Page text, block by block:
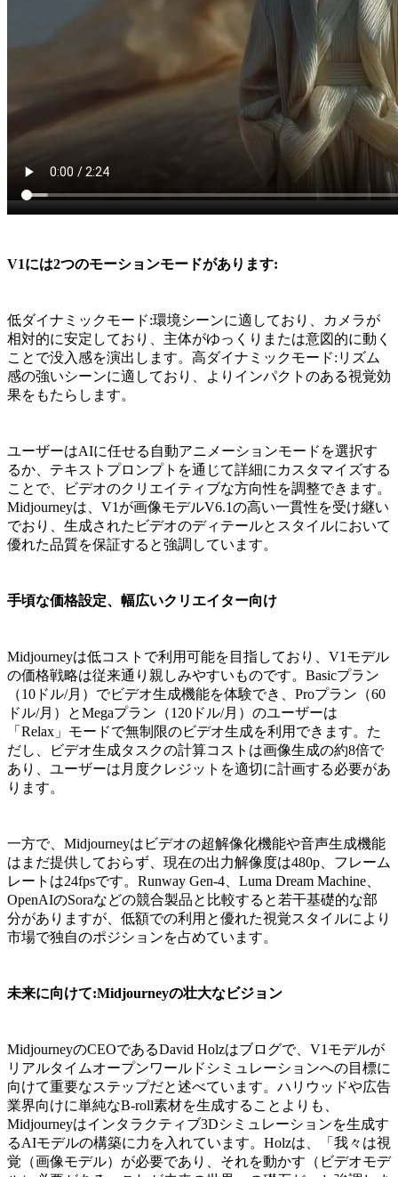
V1には2つのモーションモードがあります:
低ダイナミックモード:環境シーンに適しており、カメラが
相対的に安定しており、主体がゆっくりまたは意図的に動く
ことで没入感を演出します。高ダイナミックモード:リズム
感の強いシーンに適しており、よりインパクトのある視覚効
果をもたらします。
ユーザーはAIに任せる自動アニメーションモードを選択す
るか、テキストプロンプトを通じて詳細にカスタマイズする
ことで、ビデオのクリエイティブな方向性を調整できます。
Midjourneyは、V1が画像モデルV6.1の高い一貫性を受け継い
でおり、生成されたビデオのディテールとスタイルにおいて
優れた品質を保証すると強調しています。
手頃な価格設定、幅広いクリエイター向け
Midjourneyは低コストで利用可能を目指しており、V1モデル
の価格戦略は従来通り親しみやすいものです。Basicプラン
（10ドル/月）でビデオ生成機能を体験でき、Proプラン（60
ドル/月）とMegaプラン（120ドル/月）のユーザーは
「Relax」モードで無制限のビデオ生成を利用できます。た
だし、ビデオ生成タスクの計算コストは画像生成の約8倍で
あり、ユーザーは月度クレジットを適切に計画する必要があ
ります。
一方で、Midjourneyはビデオの超解像化機能や音声生成機能
はまだ提供しておらず、現在の出力解像度は480p、フレーム
レートは24fpsです。Runway Gen-4、Luma Dream Machine、
OpenAIのSoraなどの競合製品と比較すると若干基礎的な部
分がありますが、低額での利用と優れた視覚スタイルにより
市場で独自のポジションを占めています。
未来に向けて:Midjourneyの壮大なビジョン
MidjourneyのCEOであるDavid Holzはブログで、V1モデルが
リアルタイムオープンワールドシミュレーションへの目標に
向けて重要なステップだと述べています。ハリウッドや広告
業界向けに単純なB-roll素材を生成することよりも、
Midjourneyはインタラクティブ3Dシミュレーションを生成す
るAIモデルの構築に力を入れています。Holzは、「我々は視
覚（画像モデル）が必要であり、それを動かす（ビデオモデ